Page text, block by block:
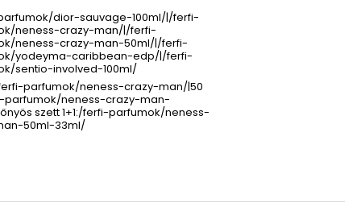
dior-sauvage-100ml/|/ferfi-
neness-crazy-man/|/ferfi-
neness-crazy-man-50ml/|/ferfi-
yodeyma-caribbean-edp/|/ferfi-
sentio-involved-100ml/
parfumok/neness-crazy-man/|50
parfumok/neness-crazy-man-
szett 1+1:/ferfi-parfumok/neness-
50ml-33ml/